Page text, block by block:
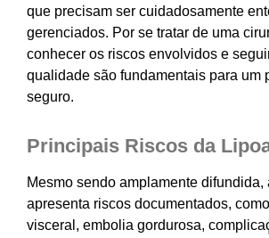
que precisam ser cuidadosamente
gerenciados. Por se tratar de uma
conhecer os riscos envolvidos e
qualidade são fundamentais para um
seguro.
Principais Riscos da
Mesmo sendo amplamente
apresenta riscos documentados,
visceral, embolia gordurosa,